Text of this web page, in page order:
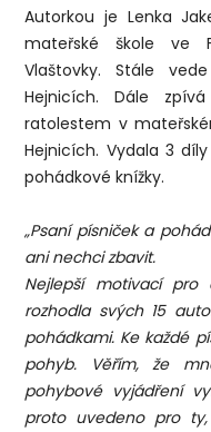
Autorkou je Lenka
mateřské škole ve
Vlaštovky. Stále
Hejnicích. Dále
ratolestem v
Hejnicích. Vydala 3
pohádkové knížky.
„Psaní písniček a
ani nechci zbavit.
Nejlepší motivací
rozhodla svých 15
pohádkami. Ke každé
pohyb. Věřím, že
pohybové vyjádření
proto uvedeno pro